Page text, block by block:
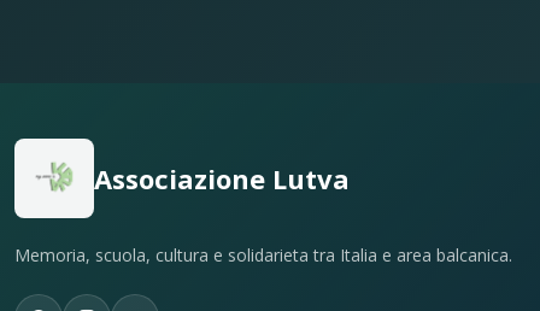
Associazione Lutva
Memoria, scuola, cultura e solidarieta tra Italia e area balcanica.